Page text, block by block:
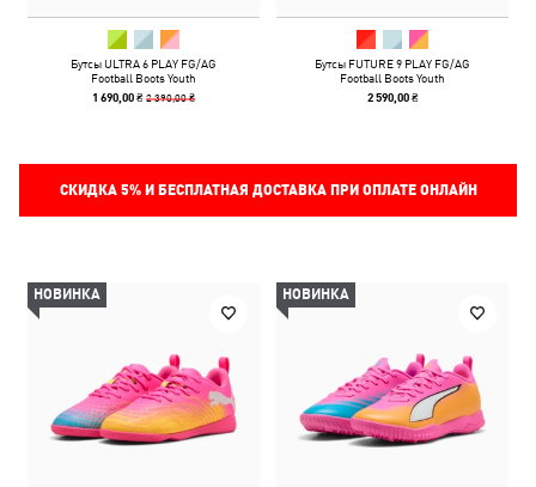
Бутсы ULTRA 6 PLAY FG/AG
Football Boots Youth
1 690,00 ₴2 390,00 ₴
Бутсы FUTURE 9 PLAY FG/AG
Football Boots Youth
2 590,00 ₴
СКИДКА 5%И БЕСПЛАТНАЯ ДОСТАВКА ПРИ ОПЛАТЕ ОНЛАЙН
НОВИНКА НОВИНКА